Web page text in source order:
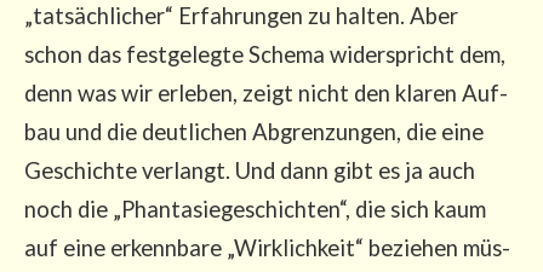
„tat­säch­li­cher“ Erfah­run­gen zu hal­ten. Aber
schon das fest­ge­leg­te Sche­ma wider­spricht dem,
denn was wir erle­ben, zeigt nicht den kla­ren Auf­
bau und die deut­li­chen Abgren­zun­gen, die eine
Geschich­te ver­langt. Und dann gibt es ja auch
noch die „Phan­ta­sie­ge­schich­ten“, die sich kaum
auf eine erkenn­ba­re „Wirk­lich­keit“ bezie­hen müs­